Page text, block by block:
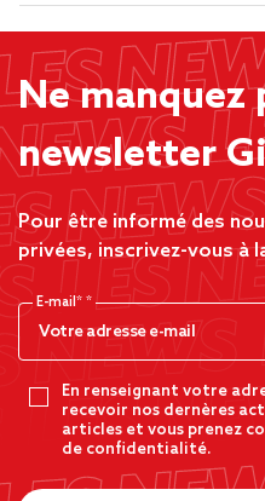
Ne manquez
newsletter
Pour être informé des
privées, inscrivez-vous à
E-mail*
En renseignant votre
recevoir nos dernères
articles et vous prenez
de confidentialité.